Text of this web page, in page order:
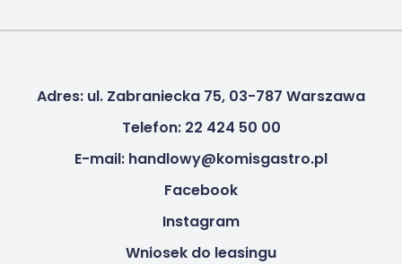
Adres: ul. Zabraniecka 75, 03-787 Warszawa
Telefon: 22 424 50 00
E-mail: handlowy@komisgastro.pl
Facebook
Instagram
Wniosek do leasingu